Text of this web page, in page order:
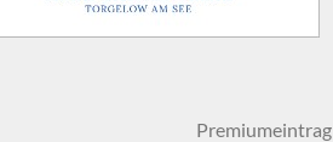
Premiumeintrag